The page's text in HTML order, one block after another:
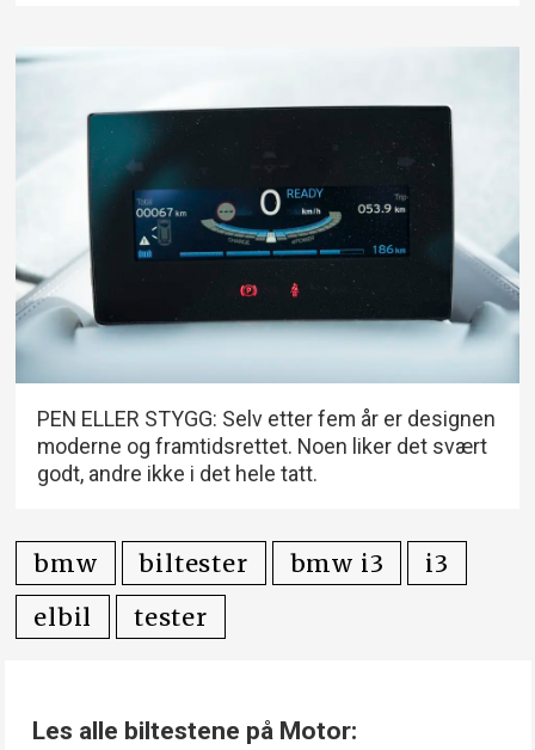
PEN ELLER STYGG: Selv etter fem år er designen
moderne og framtidsrettet. Noen liker det svært
godt, andre ikke i det hele tatt.
bmw biltester bmw i3
i3
elbil
tester
Les alle biltestene på Motor: